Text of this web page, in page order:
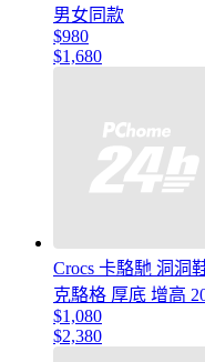
男女同款
$980
$1,680
Crocs 卡駱馳 洞洞
克駱格 厚底 增高
$1,080
$2,380